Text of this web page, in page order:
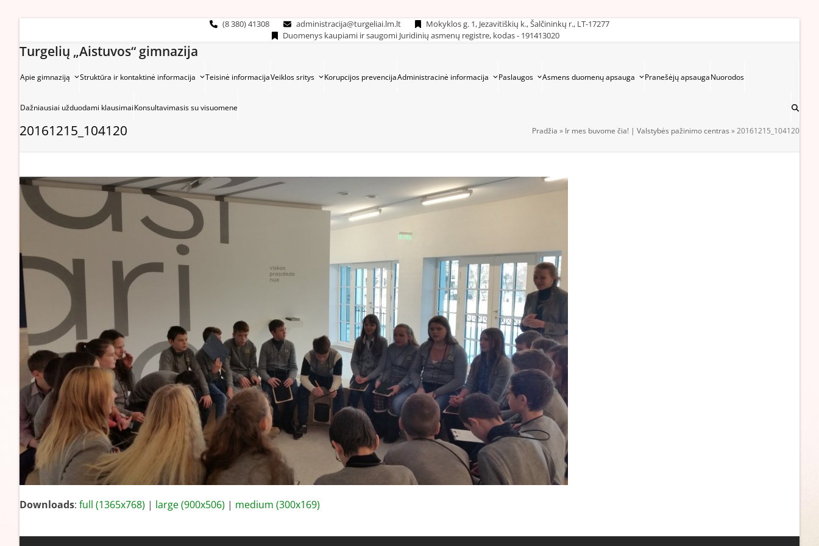
(8 380) 41308 administracija@turgeliai.lm.lt
Mokyklos g. 1, Jezavitiškių k., Šalčininkų r., LT-17277
Duomenys kaupiami ir saugomi Juridinių asmenų registre, kodas - 191413020
Turgelių „Aistuvos“ gimnazija
Apie gimnaziją Struktūra ir kontaktinė informacija Teisinė informacijaVeiklos sritys Korupcijos prevencijaAdministracinė informacija Paslaugos Asmens duomenų apsauga Pranešėjų apsaugaNuorodos
Dažniausiai užduodami klausimaiKonsultavimasis su visuomene
20161215_104120 Pradžia » Ir mes buvome čia! | Valstybės pažinimo centras »20161215_104120
Downloads: full (1365x768) | large (900x506) | medium (300x169)